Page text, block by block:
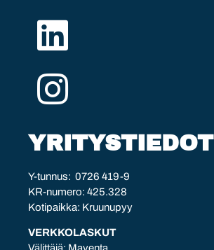
YRITYSTIEDOT
Y-tunnus: 0726 419-9
KR-numero: 425.328
Kotipaikka: Kruunupyy
VERKKOLASKUT